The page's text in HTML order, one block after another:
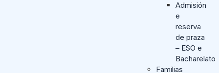
Admisión
e
reserva
de praza
– ESO e
Bacharelato
Familias